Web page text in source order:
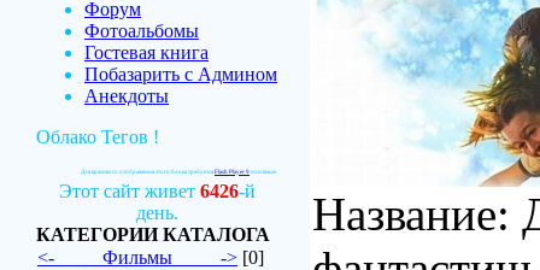
Форум
Фотоальбомы
Гостевая книга
Побазарить с Админом
Анекдоты
Облако Тегов !
Для красивого отображения этого блока требуетсяFlash Player 9или выше.
Этот сайт живет 6426-й
день.
КАТЕГОРИИ КАТАЛОГА
<-_____Фильмы_____-> [0]
Название: